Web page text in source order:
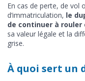
En cas de perte, de vol
d’immatriculation, le
de continuer à
sa valeur légale et la
grise.
À quoi sert un